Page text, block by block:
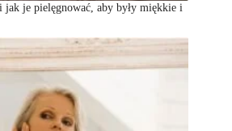
jak je pielęgnować, aby były miękkie i